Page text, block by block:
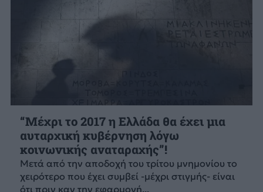
“Μέχρι το 2017 η Ελλάδα θα έχει μια
αυταρχική κυβέρνηση λόγω
κοινωνικής αναταραχής”!
Μετά από την αποδοχή του τρίτου μνημονίου το
χειρότερο που έχει συμβεί -μέχρι στιγμής- είναι
ότι πριν καν την εφαρμογή...